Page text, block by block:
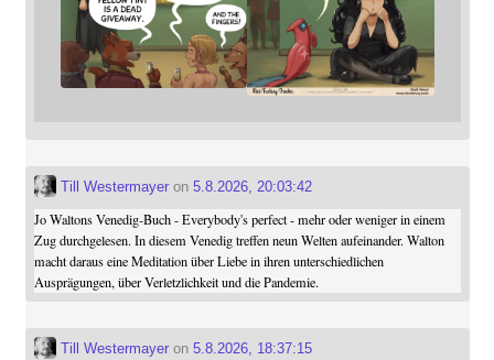
Till Westermayeron 5.8.2026, 20:03:42
Jo Waltons Venedig-Buch - Everybody's perfect - mehr oder weniger in einem
Zug durchgelesen. In diesem Venedig treffen neun Welten aufeinander. Walton
macht daraus eine Meditation über Liebe in ihren unterschiedlichen
Ausprägungen, über Verletzlichkeit und die Pandemie.
Till Westermayeron 5.8.2026, 18:37:15